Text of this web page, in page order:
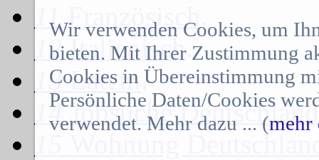
11Französisch
12Italienisch.
13Latein.
14Jobsuche Deutschland
Wohnung
Wir verwenden Cookies, um
bieten. Mit Ihrer Zustimmung
Cookies in Übereinstimmung
Persönliche Daten/Cookies
verwendet. Mehr dazu ... (mehr